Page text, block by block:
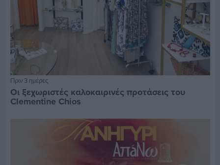
Πριν 3 ημέρες
Οι ξεχωριστές καλοκαιρινές προτάσεις του
Clementine Chios